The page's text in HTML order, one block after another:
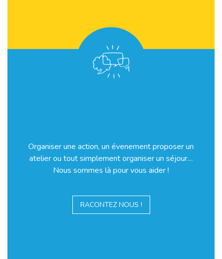
Organiser une action, un évenement proposer un
atelier ou tout simplement organiser un séjour…
Nous sommes là pour vous aider !
RACONTEZ NOUS !